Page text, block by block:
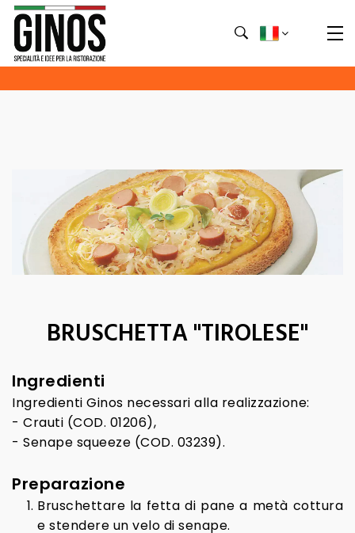
BRUSCHETTA "TIROLESE"
Ingredienti
Ingredienti Ginos necessari alla realizzazione:
- Crauti (COD. 01206),
- Senape squeeze (COD. 03239).
Preparazione
Bruschettare la fetta di pane a metà cottura
e stendere un velo di senape.